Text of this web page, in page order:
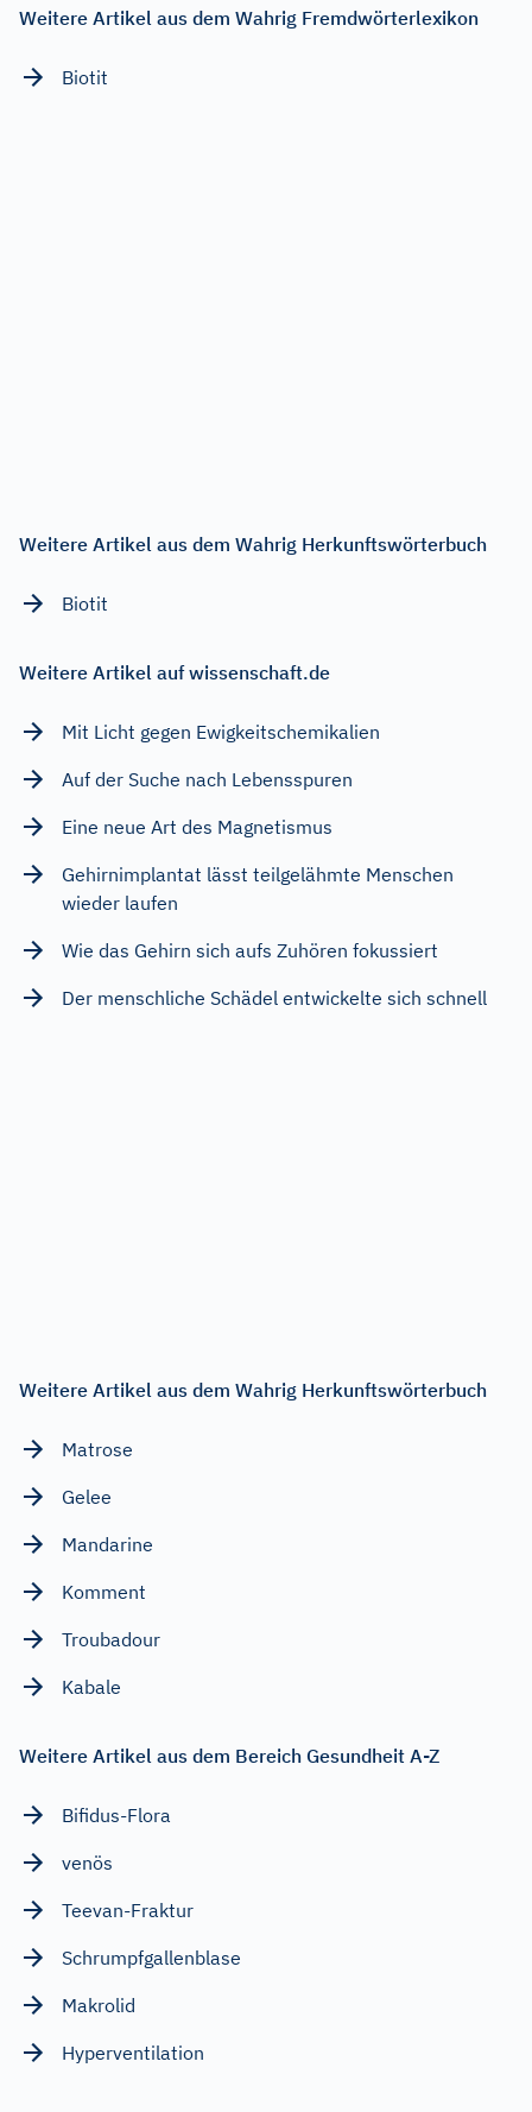
Weitere Artikel aus dem Wahrig Fremdwörterlexikon
Biotit
Weitere Artikel aus dem Wahrig Herkunftswörterbuch
Biotit
Weitere Artikel auf wissenschaft.de
Mit Licht gegen Ewigkeitschemikalien
Auf der Suche nach Lebensspuren
Eine neue Art des Magnetismus
Gehirnimplantat lässt teilgelähmte Menschen
wieder laufen
Wie das Gehirn sich aufs Zuhören fokussiert
Der menschliche Schädel entwickelte sich schnell
Weitere Artikel aus dem Wahrig Herkunftswörterbuch
Matrose
Gelee
Mandarine
Komment
Troubadour
Kabale
Weitere Artikel aus dem Bereich Gesundheit A-Z
Bifidus-Flora
venös
Teevan-Fraktur
Schrumpfgallenblase
Makrolid
Hyperventilation